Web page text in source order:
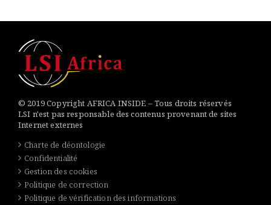
© 2019 Copyright AFRICA INSIDE – Tous droits réservés
LSI n'est pas responsable des contenus provenant de sites
Internet externes
Charte de déontologie
Confidentialité
Gestion des cookies
Politique de correction
Politique de vérification des informations